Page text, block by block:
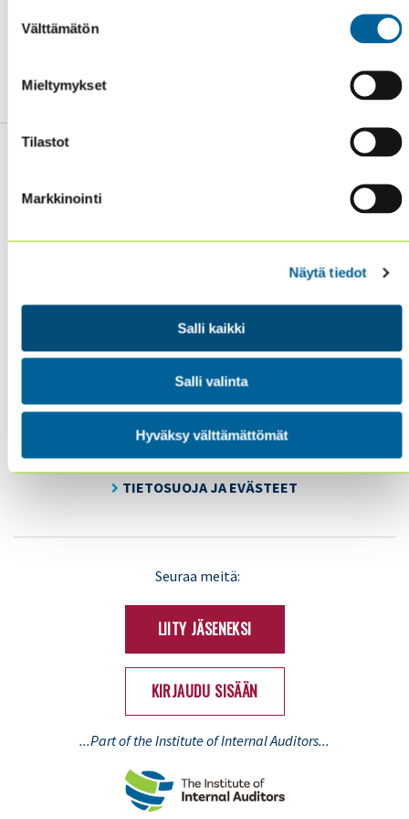
valinta
Välttämätön
Mieltymykset
Tilastot
Markkinointi
Näytä tiedot
Salli kaikki
Salli valinta
Hyväksy välttämättömät
SISÄINEN TARKASTUS
KOULUTUS & TAPAHTUMAT
AJANKOHTAISTA
YHDISTYS
YHTEYSTIEDOT
TIETOSUOJA JA EVÄSTEET
Seuraa meitä:
LIITY JÄSENEKSI
KIRJAUDU SISÄÄN
...Part of the Institute of Internal Auditors...